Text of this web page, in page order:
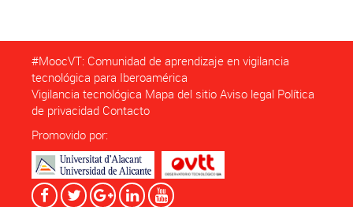
#MoocVT: Comunidad de aprendizaje en vigilancia
tecnológica para Iberoamérica
Vigilancia tecnológica Mapa del sitio Aviso legal Política
de privacidad Contacto
Promovido por: